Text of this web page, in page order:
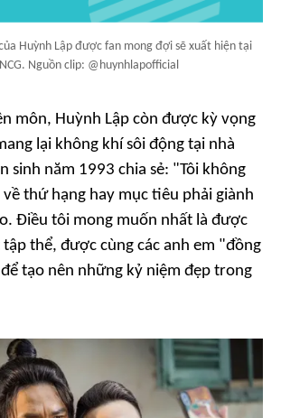
Huỳnh Lập được fan mong đợi sẽ xuất hiện tại
Nguồn clip: @huynhlapofficial
môn, Huỳnh Lập còn được kỳ vọng
lại không khí sôi động tại nhà
sinh năm 1993 chia sẻ: "Tôi không
thứ hạng hay mục tiêu phải giành
Điều tôi mong muốn nhất là được
thể, được cùng các anh em "đồng
tạo nên những kỷ niệm đẹp trong